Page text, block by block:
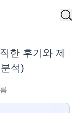
한 후기와 제
석)